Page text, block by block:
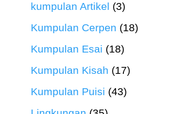
kumpulan Artikel (3)
Kumpulan Cerpen (18)
Kumpulan Esai (18)
Kumpulan Kisah (17)
Kumpulan Puisi (43)